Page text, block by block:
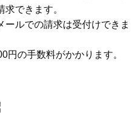
できます。
ルでの請求は受付けできま
円の手数料がかかります。